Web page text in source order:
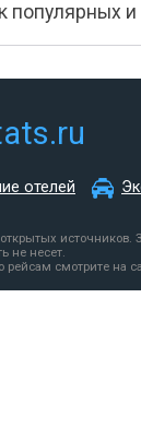
популярных
отелей
не несет.
смотрите на